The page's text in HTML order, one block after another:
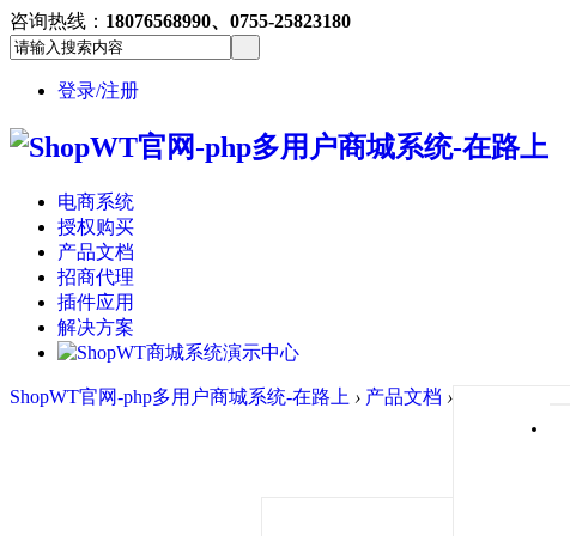
咨询热线： 18076568990、0755-25823180
登录/注册
电商系统
授权购买
产品文档
招商代理
插件应用
解决方案
ShopWT官网-php多用户商城系统-在路上 › 产品文档 ›